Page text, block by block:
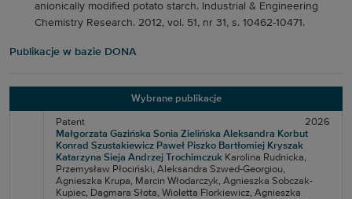
anionically modified potato starch. Industrial & Engineering
Chemistry Research. 2012, vol. 51, nr 31, s. 10462-10471.
Publikacje w bazie DONA
Wybrane publikacje
Patent
2026
Małgorzata Gazińska Sonia Zielińska Aleksandra Korbut
Konrad Szustakiewicz Paweł Piszko Bartłomiej Kryszak
Katarzyna Sieja Andrzej Trochimczuk Karolina Rudnicka,
Przemysław Płociński, Aleksandra Szwed-Georgiou,
Agnieszka Krupa, Marcin Włodarczyk, Agnieszka Sobczak-
Kupiec, Dagmara Słota, Wioletta Florkiewicz, Agnieszka